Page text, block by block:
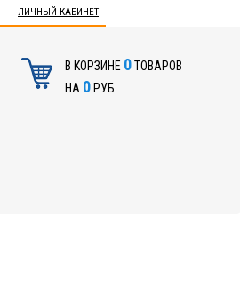
ЛИЧНЫЙ КАБИНЕТ
В КОРЗИНЕ 0ТОВАРОВ
НА 0РУБ.